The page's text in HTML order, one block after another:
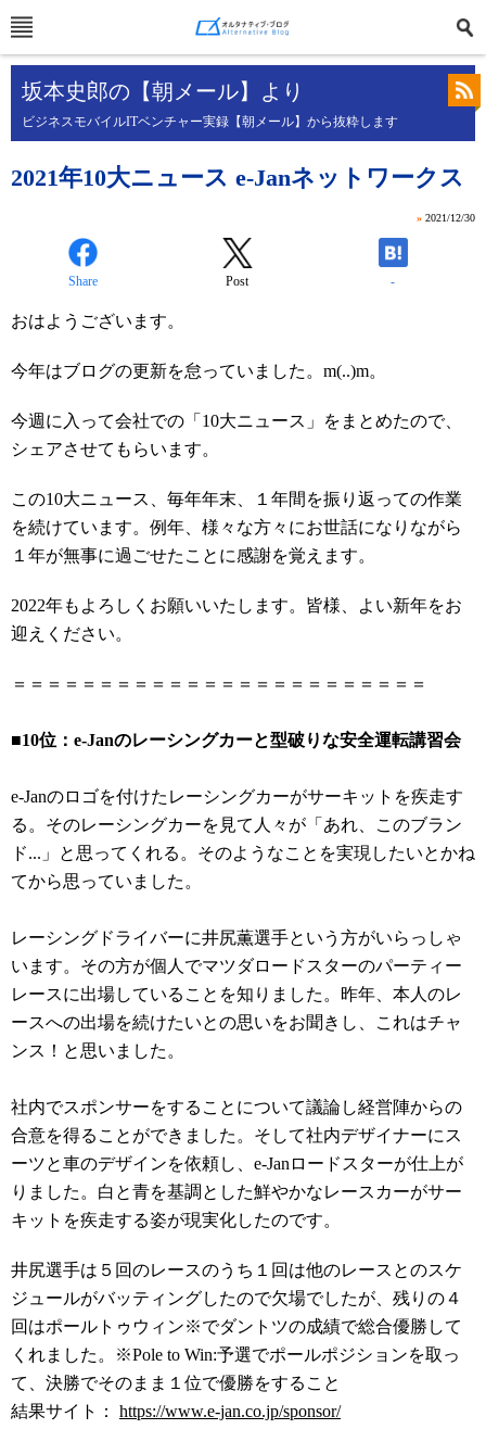
坂本史郎の【朝メール】より
ビジネスモバイルITベンチャー実録【朝メール】から抜粋します
2021年10大ニュース e-Janネットワークス
» 2021/12/30
Share Post -
おはようございます。
今年はブログの更新を怠っていました。m(..)m。
今週に入って会社での「10大ニュース」をまとめたので、
シェアさせてもらいます。
この10大ニュース、毎年年末、１年間を振り返っての作業
を続けています。例年、様々な方々にお世話になりながら
１年が無事に過ごせたことに感謝を覚えます。
2022年もよろしくお願いいたします。皆様、よい新年をお
迎えください。
＝＝＝＝＝＝＝＝＝＝＝＝＝＝＝＝＝＝＝＝＝＝＝＝
■10位：e-Janのレーシングカーと型破りな安全運転講習会
e-Janのロゴを付けたレーシングカーがサーキットを疾走す
る。そのレーシングカーを見て人々が「あれ、このブラン
ド...」と思ってくれる。そのようなことを実現したいとかね
てから思っていました。
レーシングドライバーに井尻薫選手という方がいらっしゃ
います。その方が個人でマツダロードスターのパーティー
レースに出場していることを知りました。昨年、本人のレ
ースへの出場を続けたいとの思いをお聞きし、これはチャ
ンス！と思いました。
社内でスポンサーをすることについて議論し経営陣からの
合意を得ることができました。そして社内デザイナーにス
ーツと車のデザインを依頼し、e-Janロードスターが仕上が
りました。白と青を基調とした鮮やかなレースカーがサー
キットを疾走する姿が現実化したのです。
井尻選手は５回のレースのうち１回は他のレースとのスケ
ジュールがバッティングしたので欠場でしたが、残りの４
回はポールトゥウィン※でダントツの成績で総合優勝して
くれました。※Pole to Win:予選でポールポジションを取っ
て、決勝でそのまま１位で優勝をすること
結果サイト： https://www.e-jan.co.jp/sponsor/